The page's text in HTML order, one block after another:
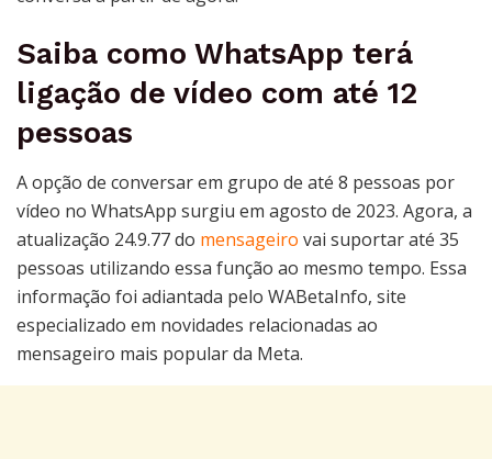
Saiba como WhatsApp terá
ligação de vídeo com até 12
pessoas
A opção de conversar em grupo de até 8 pessoas por
vídeo no WhatsApp surgiu em agosto de 2023. Agora, a
atualização 24.9.77 do mensageiro vai suportar até 35
pessoas utilizando essa função ao mesmo tempo. Essa
informação foi adiantada pelo WABetaInfo, site
especializado em novidades relacionadas ao
mensageiro mais popular da Meta.